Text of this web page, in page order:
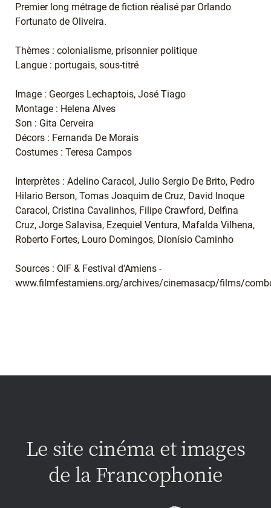
Premier long métrage de fiction réalisé par Orlando
Fortunato de Oliveira.
Thèmes : colonialisme, prisonnier politique
Langue : portugais, sous-titré
Image : Georges Lechaptois, José Tiago
Montage : Helena Alves
Son : Gita Cerveira
Décors : Fernanda De Morais
Costumes : Teresa Campos
Interprètes : Adelino Caracol, Julio Sergio De Brito, Pedro
Hilario Berson, Tomas Joaquim de Cruz, David Inoque
Caracol, Cristina Cavalinhos, Filipe Crawford, Delfina
Cruz, Jorge Salavisa, Ezequiel Ventura, Mafalda Vilhena,
Roberto Fortes, Louro Domingos, Dionísio Caminho
Sources : OIF & Festival d'Amiens -
www.filmfestamiens.org/archives/cinemasacp/films/
Le site cinéma et images
de la Francophonie